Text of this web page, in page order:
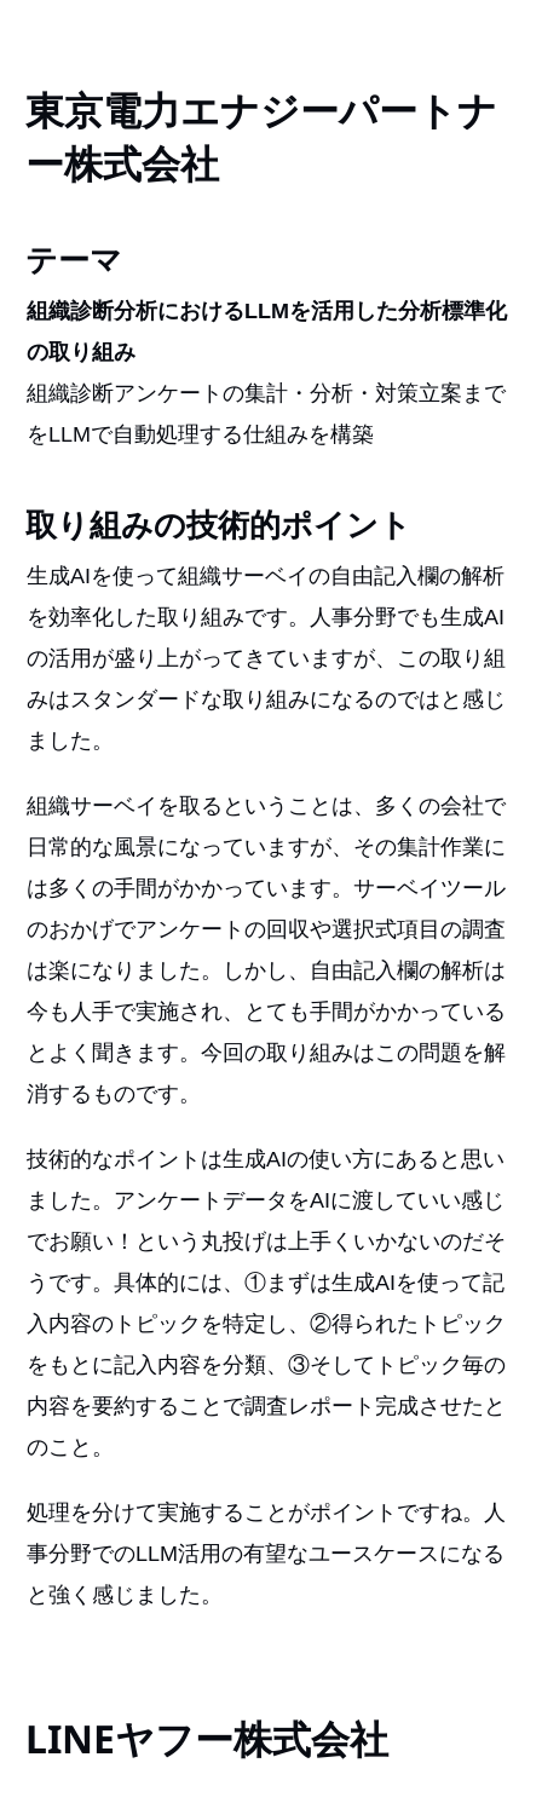
東京電力エナジーパートナ
ー株式会社
テーマ
組織診断分析におけるLLMを活用した分析標準化
の取り組み
組織診断アンケートの集計・分析・対策立案まで
をLLMで自動処理する仕組みを構築
取り組みの技術的ポイント
生成AIを使って組織サーベイの自由記入欄の解析
を効率化した取り組みです。人事分野でも生成AI
の活用が盛り上がってきていますが、この取り組
みはスタンダードな取り組みになるのではと感じ
ました。
組織サーベイを取るということは、多くの会社で
日常的な風景になっていますが、その集計作業に
は多くの手間がかかっています。サーベイツール
のおかげでアンケートの回収や選択式項目の調査
は楽になりました。しかし、自由記入欄の解析は
今も人手で実施され、とても手間がかかっている
とよく聞きます。今回の取り組みはこの問題を解
消するものです。
技術的なポイントは生成AIの使い方にあると思い
ました。アンケートデータをAIに渡していい感じ
でお願い！という丸投げは上手くいかないのだそ
うです。具体的には、①まずは生成AIを使って記
入内容のトピックを特定し、②得られたトピック
をもとに記入内容を分類、③そしてトピック毎の
内容を要約することで調査レポート完成させたと
のこと。
処理を分けて実施することがポイントですね。人
事分野でのLLM活用の有望なユースケースになる
と強く感じました。
LINEヤフー株式会社